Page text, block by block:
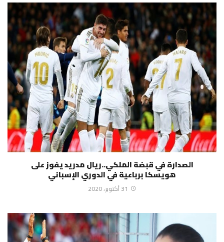
الصدارة في قبضة الملكي..ريال مدريد يفوز على
هويسكا برباعية في الدوري الإسباني
31 أكتوبر، 2020